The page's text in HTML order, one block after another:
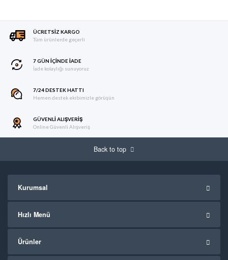
ÜCRETSIZ KARGO
Tüm ürünlerde geçerli
7 GÜN IÇINDE İADE
İade kolaylığı sunuyoruz
7/24 DESTEK HATTI
Hemen destek ekibimizle görüşün
GÜVENLI ALIŞVERIŞ
Online Güvenli Alışveriş
Back to top
Kurumsal
Hızlı Menü
Ürünler